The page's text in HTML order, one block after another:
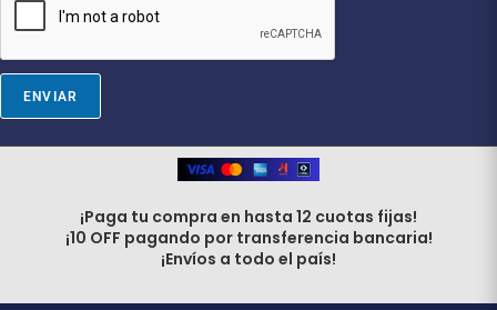
E
l
ENVIAR
¡Paga tu compra en hasta 12 cuotas fijas!
¡10 OFF pagando por transferencia bancaria!
¡Envíos a todo el país!